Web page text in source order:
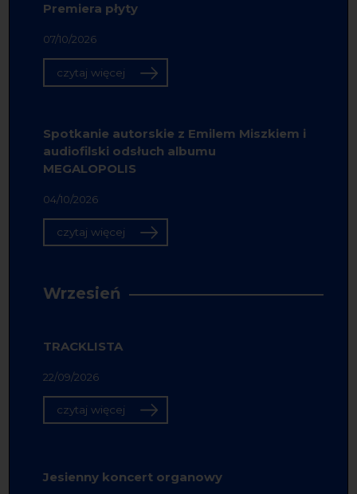
Premiera płyty
07/10/2026
czytaj więcej
Spotkanie autorskie z Emilem Miszkiem i
audiofilski odsłuch albumu
MEGALOPOLIS
04/10/2026
czytaj więcej
Wrzesień
TRACKLISTA
22/09/2026
czytaj więcej
Jesienny koncert organowy